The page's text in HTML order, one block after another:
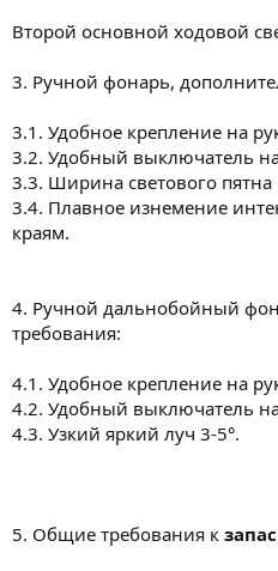
Второй основной ходовой
3. Ручной фонарь,
3.1. Удобное крепление на
3.2. Удобный выключатель
3.3. Ширина светового пятна
3.4. Плавное изнемение
краям.
4. Ручной дальнобойный
требования:
4.1. Удобное крепление на
4.2. Удобный выключатель
4.3. Узкий яркий луч 3-5°.
5. Общие требования к